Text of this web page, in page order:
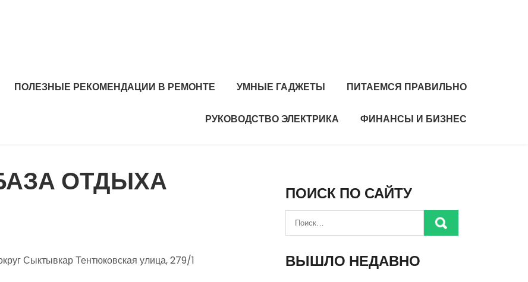
ПОЛЕЗНЫЕ РЕКОМЕНДАЦИИ В РЕМОНТЕ УМНЫЕ ГАДЖЕТЫ ПИТАЕМСЯ ПРАВИЛЬНО
РУКОВОДСТВО ЭЛЕКТРИКА ФИНАНСЫ И БИЗНЕС
ОТДЫХА
Сыктывкар Тентюковская улица, 279/1
ПОИСК ПО САЙТУ
ВЫШЛО НЕДАВНО